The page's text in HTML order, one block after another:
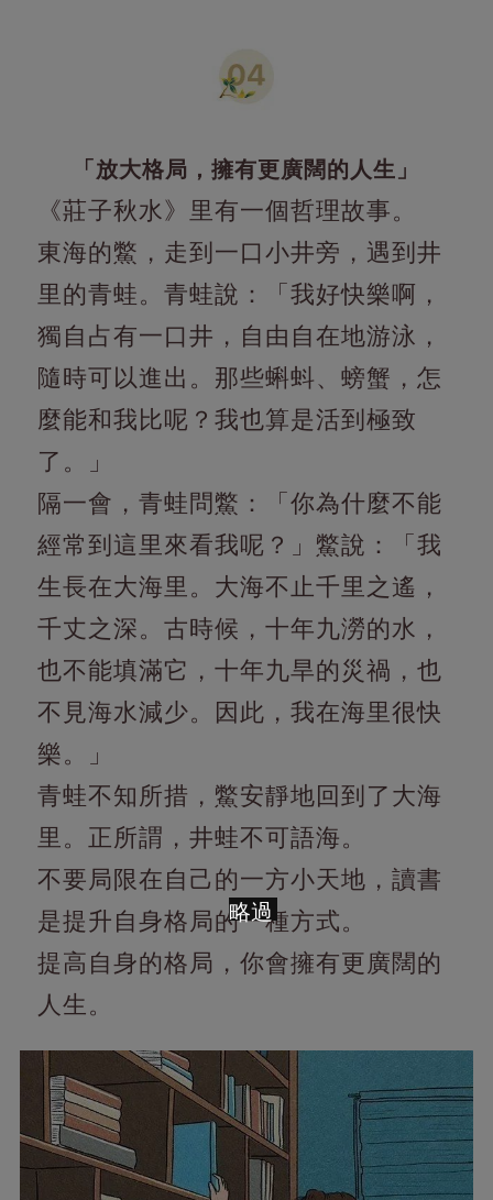
「放大格局，擁有更廣闊的人生」
《莊子秋水》里有一個哲理故事。
東海的鱉，走到一口小井旁，遇到井
里的青蛙。青蛙說：「我好快樂啊，
獨自占有一口井，自由自在地游泳，
隨時可以進出。那些蝌蚪、螃蟹，怎
麼能和我比呢？我也算是活到極致
了。」
隔一會，青蛙問鱉：「你為什麼不能
經常到這里來看我呢？」鱉說：「我
生長在大海里。大海不止千里之遙，
千丈之深。古時候，十年九澇的水，
也不能填滿它，十年九旱的災禍，也
不見海水減少。因此，我在海里很快
樂。」
青蛙不知所措，鱉安靜地回到了大海
里。正所謂，井蛙不可語海。
不要局限在自己的一方小天地，讀書
是提升自身格局的一種方式。
提高自身的格局，你會擁有更廣闊的
人生。
略過